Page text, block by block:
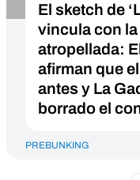
El sketch de
vincula con
atropellada:
afirman que
antes y La
borrado el
PREBUNKING